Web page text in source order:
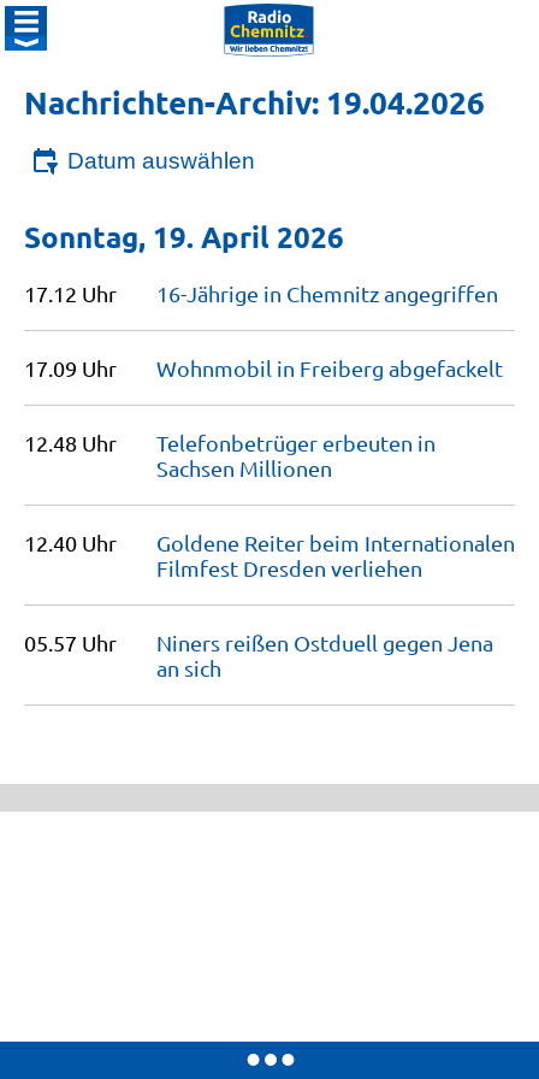
Nachrichten-Archiv: 19.04.2026
Datum auswählen
Sonntag, 19. April 2026
17.12 Uhr 16-Jährige in Chemnitzangegriffen
17.09 Uhr Wohnmobil in Freiberg abgefackelt
12.48 Uhr
Telefonbetrüger erbeuten in
Sachsen Millionen
12.40 Uhr
Goldene Reiter beim Internationalen
Filmfest Dresden verliehen
05.57 Uhr
Niners reißen Ostduell gegen Jena
an sich